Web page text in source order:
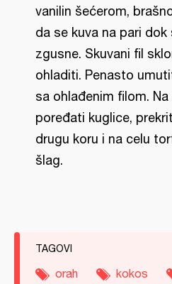
vanilin šećerom,
da se kuva na pari
zgusne. Skuvani fil
ohladiti. Penasto
sa ohlađenim filom.
poređati kuglice,
drugu koru i na celu
šlag.
TAGOVI
orah kokos